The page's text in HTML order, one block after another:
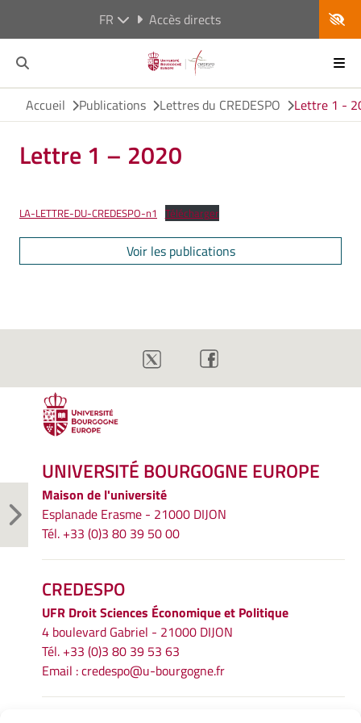
FR Accès directs
Accueil Publications Lettres du CREDESPO Lettre 1 -
Lettre 1 – 2020
LA-LETTRE-DU-CREDESPO-n1 Télécharger
Voir les publications
UNIVERSITÉ BOURGOGNE EUROPE
Maison de l'université
Esplanade Erasme - 21000 DIJON
Tél. +33 (0)3 80 39 50 00
CREDESPO
UFR Droit Sciences Économique et Politique
4 boulevard Gabriel - 21000 DIJON
Tél. +33 (0)3 80 39 53 63
Email :credespo@u-bourgogne.fr